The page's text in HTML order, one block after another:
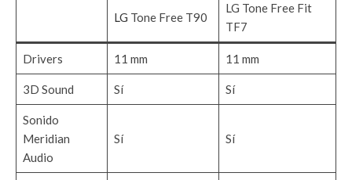
LG Tone Free T90
LG Tone Free Fit
TF7
Drivers 11 mm 11 mm
3D Sound Sí Sí
Sonido
Meridian
Audio
Sí Sí